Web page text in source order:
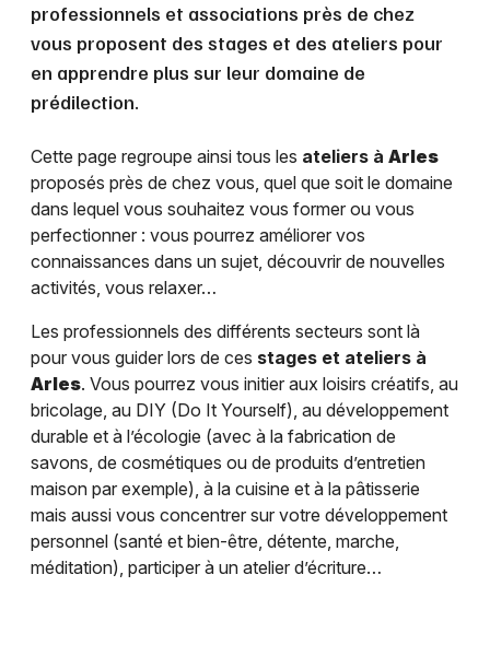
professionnels et associations près de chez
vous proposent des stages et des ateliers pour
en apprendre plus sur leur domaine de
prédilection.
Cette page regroupe ainsi tous les ateliers à Arles
proposés près de chez vous, quel que soit le domaine
dans lequel vous souhaitez vous former ou vous
perfectionner : vous pourrez améliorer vos
connaissances dans un sujet, découvrir de nouvelles
activités, vous relaxer…
Les professionnels des différents secteurs sont là
pour vous guider lors de ces stages et ateliers à
Arles. Vous pourrez vous initier aux loisirs créatifs, au
bricolage, au DIY (Do It Yourself), au développement
durable et à l’écologie (avec à la fabrication de
savons, de cosmétiques ou de produits d’entretien
maison par exemple), à la cuisine et à la pâtisserie
mais aussi vous concentrer sur votre développement
personnel (santé et bien-être, détente, marche,
méditation), participer à un atelier d’écriture…